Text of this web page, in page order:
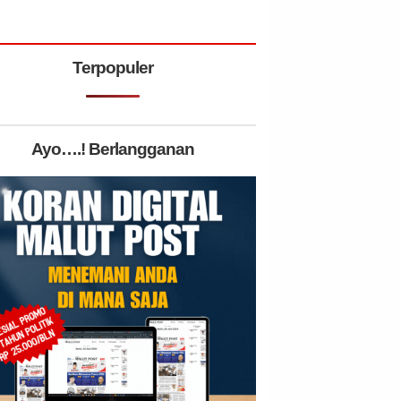
Terpopuler
Ayo….! Berlangganan